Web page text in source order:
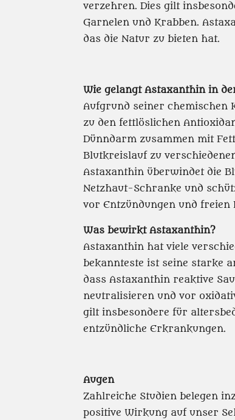
verzehren. Dies gilt
Garnelen und Krabben.
das die Natur zu bieten hat.
Wie gelangt Astaxanthin in
Aufgrund seiner chemischen
zu den fettlöslichen
Dünndarm zusammen mit
Blutkreislauf zu
Astaxanthin überwindet die
Netzhaut-Schranke und
vor Entzündungen und freien
Was bewirkt Astaxanthin?
Astaxanthin hat viele
bekannteste ist seine starke
dass Astaxanthin reaktive
neutralisieren und vor
gilt insbesondere für
entzündliche Erkrankungen.
Augen
Zahlreiche Studien belegen
positive Wirkung auf unser